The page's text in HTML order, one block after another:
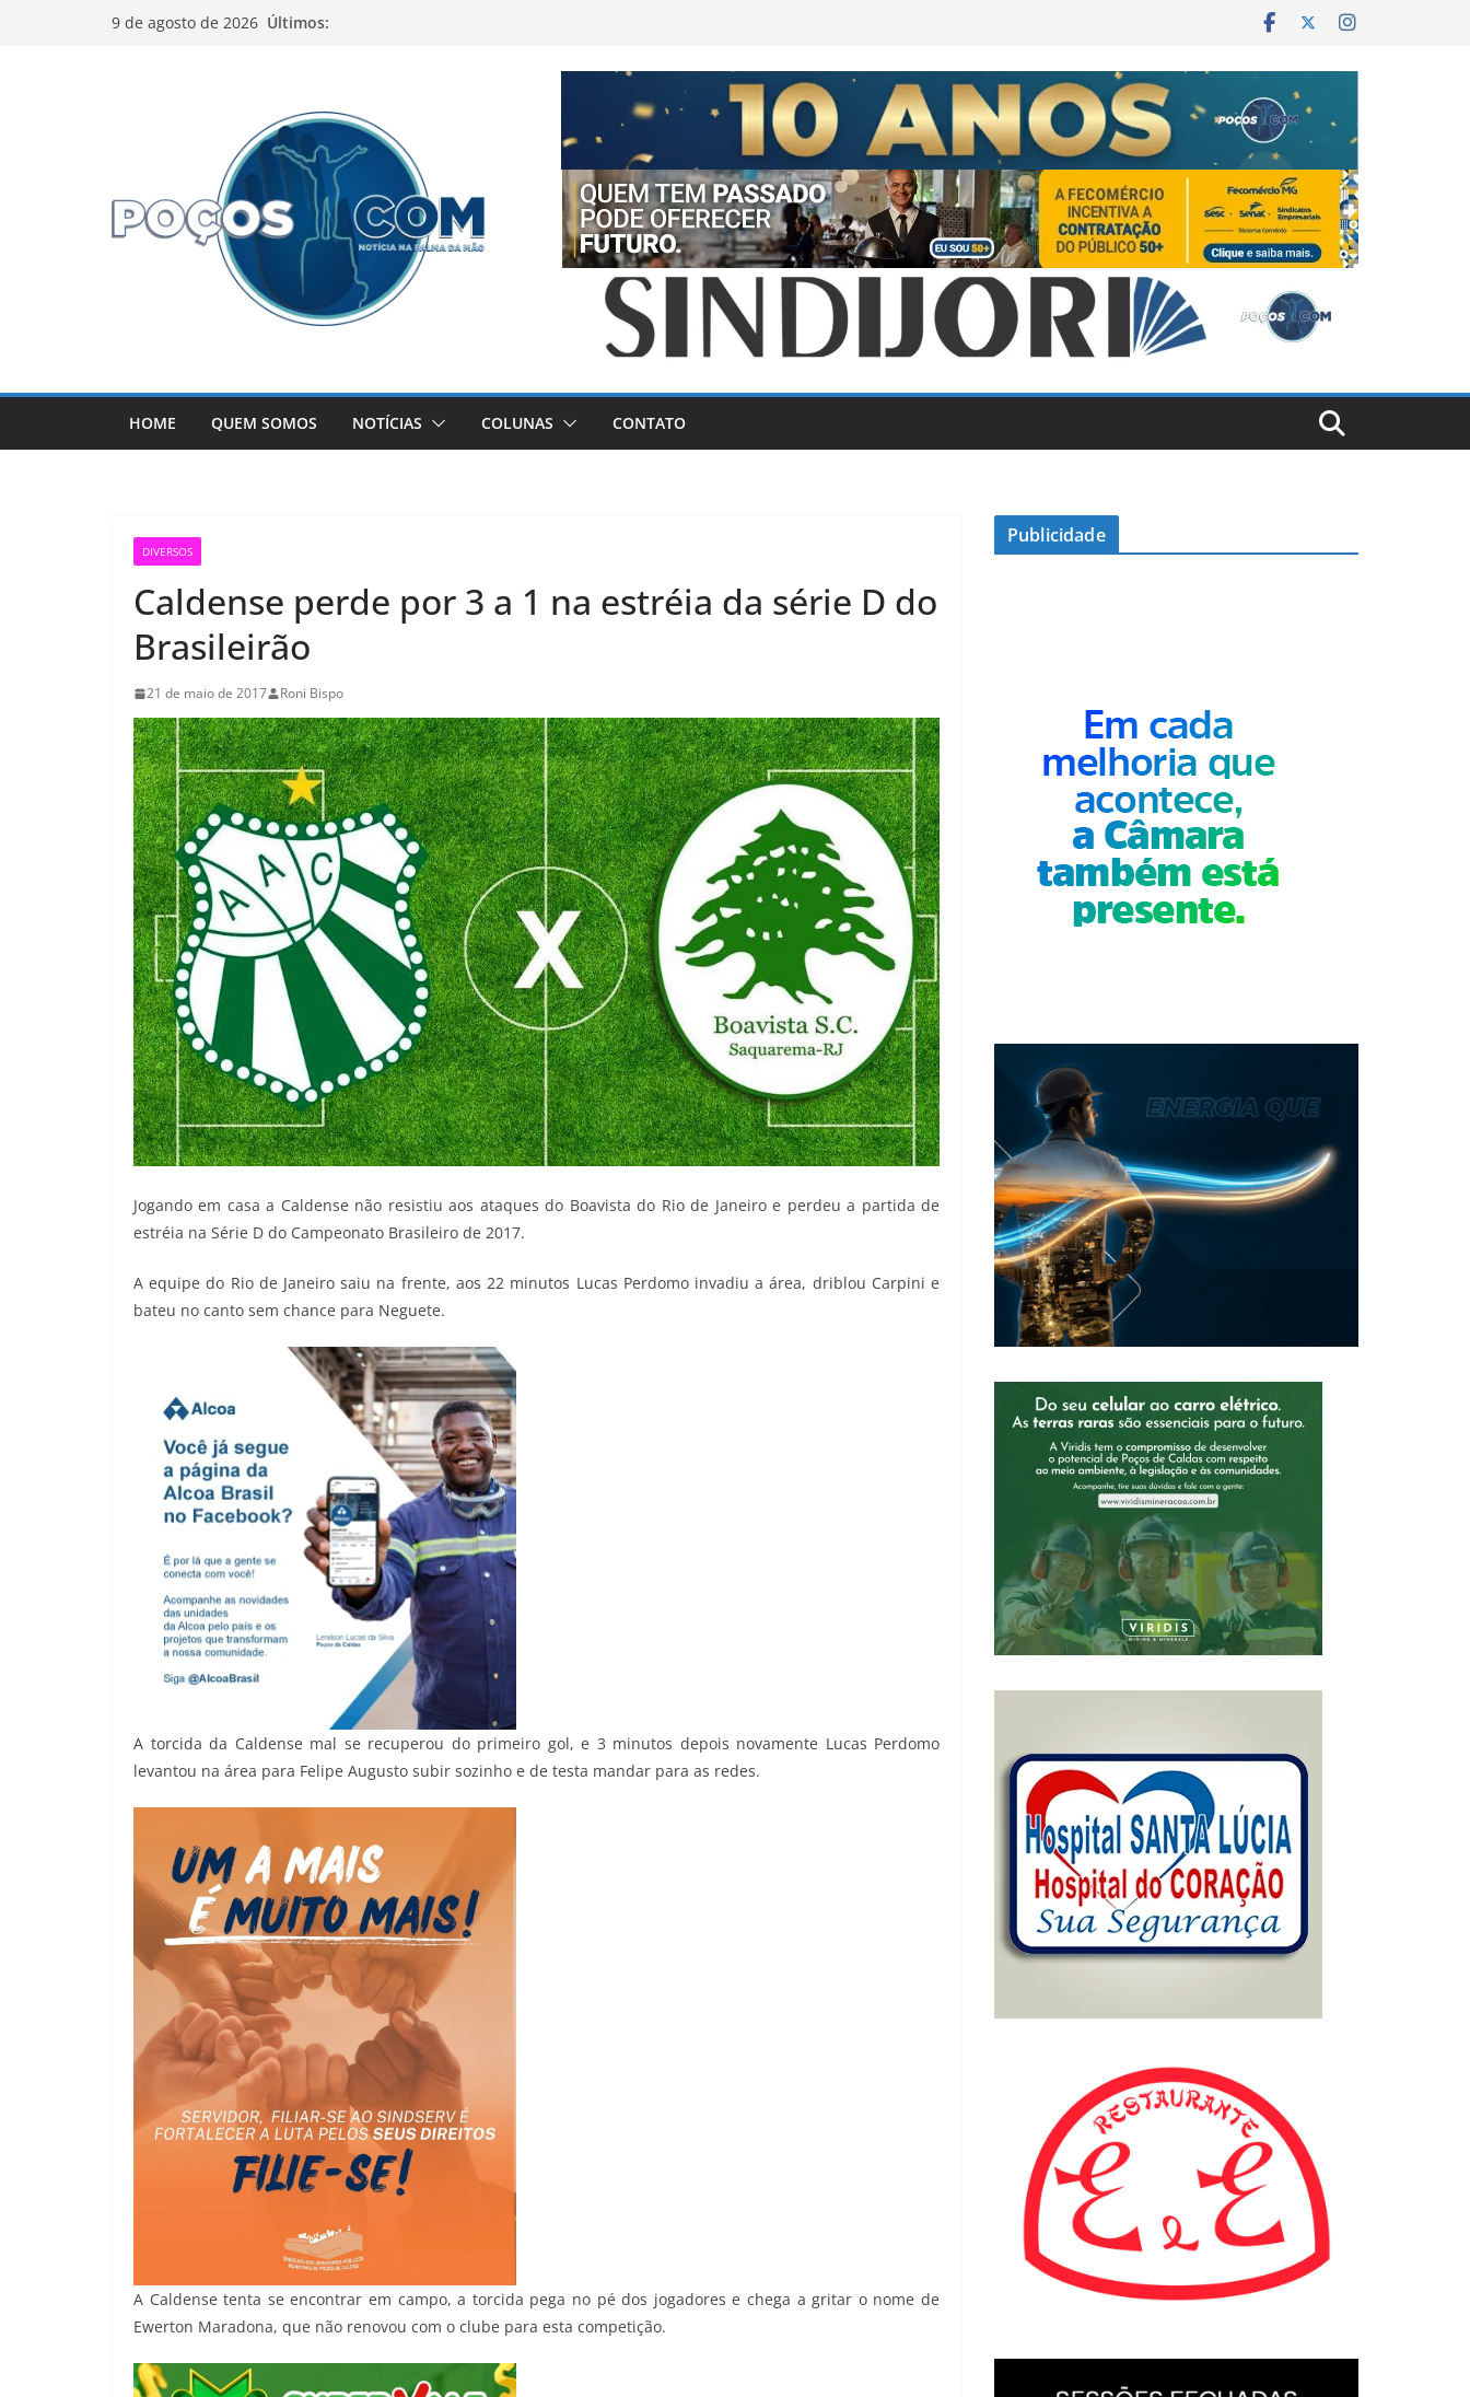
9 de agosto de 2026 Últimos:
HOME QUEM SOMOS NOTÍCIAS COLUNAS CONTATO
DIVERSOS
Caldense perde por 3 a 1 na estréia da série D do
Brasileirão
21 de maio de 2017 Roni Bispo
Jogando em casa a Caldense não resistiu aos ataques do Boavista do Rio de Janeiro e perdeu a partida de
estréia na Série D do Campeonato Brasileiro de 2017.
A equipe do Rio de Janeiro saiu na frente, aos 22 minutos Lucas Perdomo invadiu a área, driblou Carpini e
bateu no canto sem chance para Neguete.
A torcida da Caldense mal se recuperou do primeiro gol, e 3 minutos depois novamente Lucas Perdomo
levantou na área para Felipe Augusto subir sozinho e de testa mandar para as redes.
A Caldense tenta se encontrar em campo, a torcida pega no pé dos jogadores e chega a gritar o nome de
Ewerton Maradona, que não renovou com o clube para esta competição.
Publicidade